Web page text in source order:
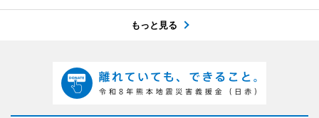
もっと見る